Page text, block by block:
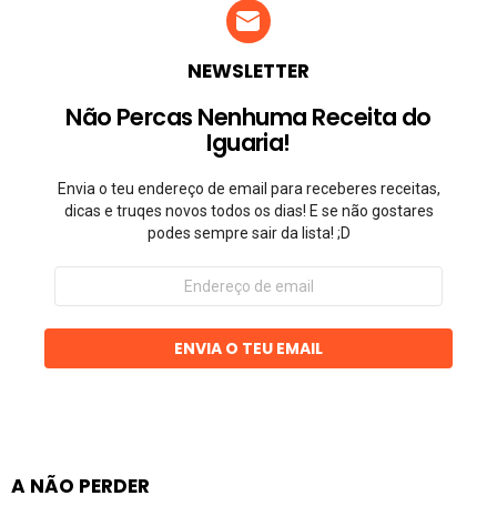
NEWSLETTER
Não Percas Nenhuma Receita do
Iguaria!
Envia o teu endereço de email para receberes receitas,
dicas e truqes novos todos os dias! E se não gostares
podes sempre sair da lista! ;D
Endereço
email
ENVIA O TEU EMAIL
A NÃO PERDER